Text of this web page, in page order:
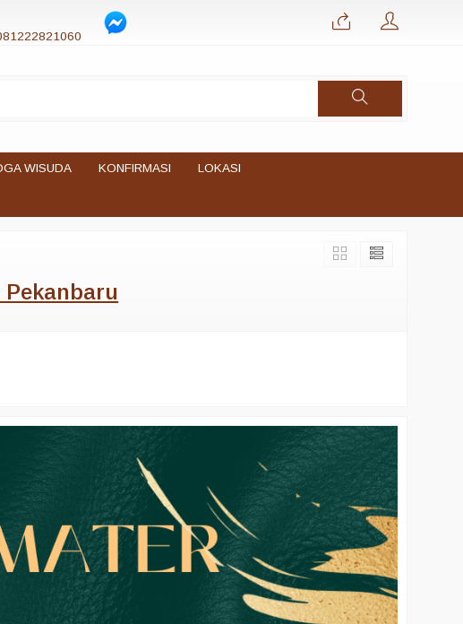
WISUDA KONFIRMASI LOKASI